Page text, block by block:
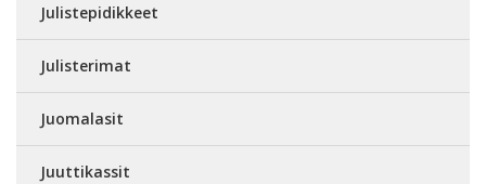
Julistepidikkeet
Julisterimat
Juomalasit
Juuttikassit